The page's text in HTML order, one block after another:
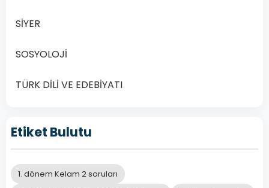
SİYER
SOSYOLOJİ
TÜRK DİLİ VE EDEBİYATI
Etiket Bulutu
1. dönem Kelam 2 soruları